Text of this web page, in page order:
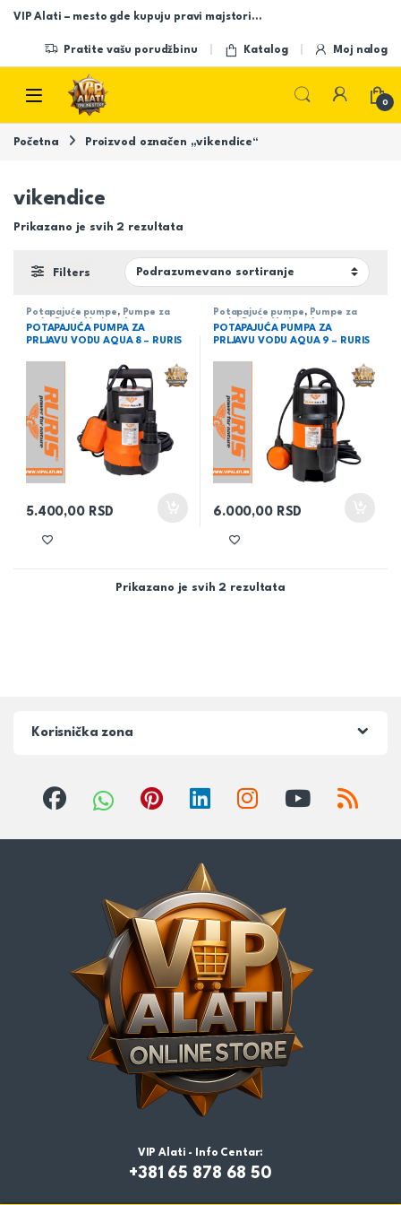
Skip to navigation
Skip to content
VIP Alati – mesto gde kupuju pravi majstori…
Pratite vašu porudžbinu Katalog Moj nalog
Open
0
Početna Proizvod označen „vikendice“
vikendice
Prikazano je svih 2 rezultata
Filters
Potapajuće pumpe , Pumpe za
vodu,Rusis, Vodovod
POTAPAJUĆA PUMPA ZA
PRLJAVU VODU AQUA 8 – RURIS
5.400,00 RSD
Potapajuće pumpe , Pumpe za
vodu,Rusis, Vodovod
POTAPAJUĆA PUMPA ZA
PRLJAVU VODU AQUA 9 – RURIS
6.000,00 RSD
Prikazano je svih 2 rezultata
Korisnička zona
VIP Alati - Info Centar:
+381 65 878 68 50